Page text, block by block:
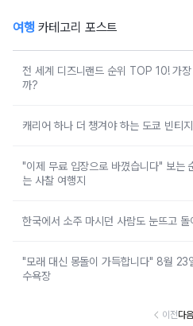
여행 카테고리 포스트
전 세계 디즈니랜드 순위 TOP 10! 가
까?
캐리어 하나 더 챙겨야 하는 도쿄 빈티
"이제 무료 입장으로 바꼈습니다" 보는
는 사찰 여행지
한국에서 소주 마시던 사람도 눈뜨고
"모래 대신 몽돌이 가득합니다" 8월 23
수욕장
이전다음